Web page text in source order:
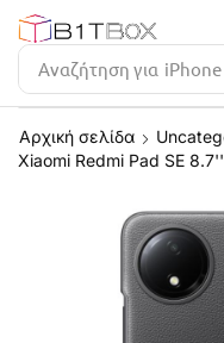
Αναζήτηση για iPhone
Αρχική σελίδα
Xiaomi Redmi Pad SE